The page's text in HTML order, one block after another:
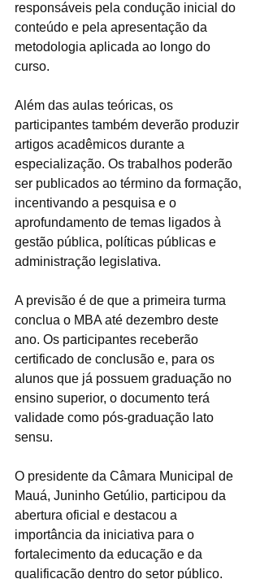
responsáveis pela condução inicial do
conteúdo e pela apresentação da
metodologia aplicada ao longo do
curso.
Além das aulas teóricas, os
participantes também deverão produzir
artigos acadêmicos durante a
especialização. Os trabalhos poderão
ser publicados ao término da formação,
incentivando a pesquisa e o
aprofundamento de temas ligados à
gestão pública, políticas públicas e
administração legislativa.
A previsão é de que a primeira turma
conclua o MBA até dezembro deste
ano. Os participantes receberão
certificado de conclusão e, para os
alunos que já possuem graduação no
ensino superior, o documento terá
validade como pós-graduação lato
sensu.
O presidente da Câmara Municipal de
Mauá, Juninho Getúlio, participou da
abertura oficial e destacou a
importância da iniciativa para o
fortalecimento da educação e da
qualificação dentro do setor público.